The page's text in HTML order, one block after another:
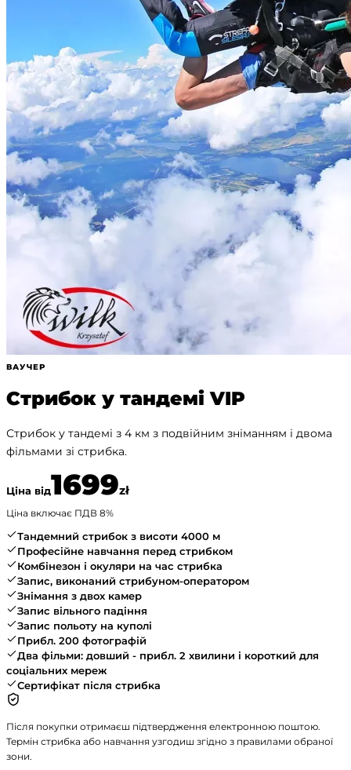
ВАУЧЕР
Стрибок у тандемі VIP
Стрибок у тандемі з 4 км з подвійним зніманням і двома
фільмами зі стрибка.
Ціна від1699zł
Ціна включає ПДВ 8%
Тандемний стрибок з висоти 4000 м
Професійне навчання перед стрибком
Комбінезон і окуляри на час стрибка
Запис, виконаний стрибуном-оператором
Знімання з двох камер
Запис вільного падіння
Запис польоту на куполі
Прибл. 200 фотографій
Два фільми: довший - прибл. 2 хвилини і короткий для
соціальних мереж
Сертифікат після стрибка
Після покупки отримаєш підтвердження електронною поштою.
Термін стрибка або навчання узгодиш згідно з правилами обраної
зони.